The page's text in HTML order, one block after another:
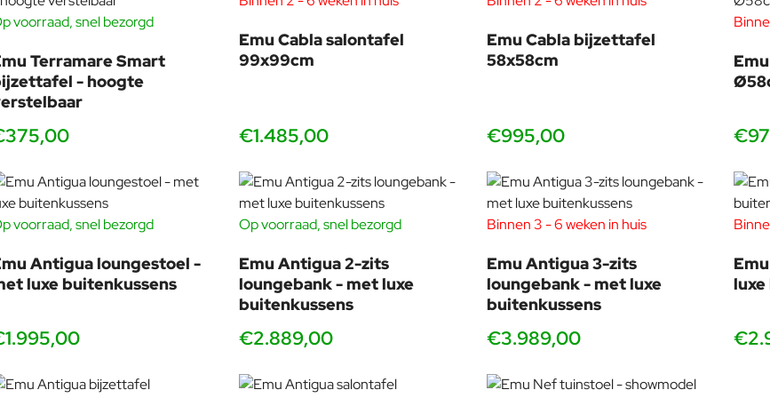
Technische specificaties
Frame:Gepoedercoat aluminium
Zitting & rug:
Afmetingen:
164cm breed, 90cm diep en 82cm hoog. De
zithoogte is 41cm en de armleuningen zijn 68cm hoog.
Zitplaatsen:2 personen
Zitcomfort:diepe loungepositie
Gewicht:28,3kg incl. kussens
Herkomst:Made in Italy
Weersbestendig:Ja, (regen, zon, zout, vorst) zeer
geschikt voor intensief buitengebruik
Garantie:
Onderhoud & levensduur
De Emu Antigua-bank vraagt nauwelijks onderhoud. Het
een mild schoonmaakmiddel. De rope-structuur is
kleurvast en bestand tegen intensief gebruik, zonlicht en
regen. Maak de rope schoon met een zachte borstel en
sopje wanneer gewenst.
Dankzij de duurzame materialen en Emu’s geavanceerde
intensief gebruik in zon, regen of nabij de kust.
voorraad, snel bezorgd
Terramare Smart
- hoogte
Emu Cabla salontafel
99x99cm
€1.485,00
Emu Cabla bijzettafel
58x58cm
€995,00
voorraad, snel bezorgd
Antigua loungestoel -
luxe buitenkussens
Op voorraad, snel bezorgd
Emu Antigua 2-zits
loungebank - met luxe
buitenkussens
€2.889,00
Binnen 3 - 6 weken in huis
Emu Antigua 3-zits
loungebank - met luxe
buitenkussens
€3.989,00